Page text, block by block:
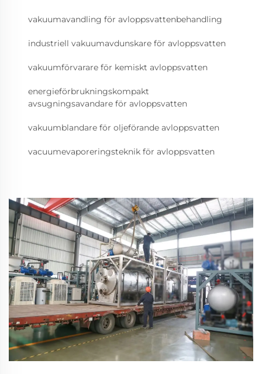
vakuumavandling för avloppsvattenbehandling
industriell vakuumavdunskare för avloppsvatten
vakuumförvarare för kemiskt avloppsvatten
energieförbrukningskompakt
avsugningsavandare för avloppsvatten
vakuumblandare för oljeförande avloppsvatten
vacuumevaporeringsteknik för avloppsvatten